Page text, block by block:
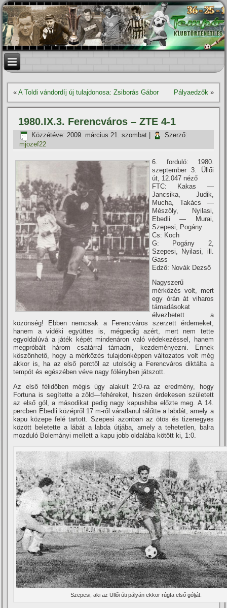
«A Toldi vándordí­j új tulajdonosa: Zsiborás Gábor Pályaedzők»
1980.IX.3. Ferencváros – ZTE 4-1
Közzétéve: 2009. március 21. szombat
Szerző:
mjozef22
6. forduló: 1980.
szeptember 3. Üllői
út, 12.047 néző
FTC: Kakas —
Jancsika, Judik,
Mucha, Takács —
Mészöly, Nyilasi,
Ebedli — Murai,
Szepesi, Pogány
Cs: Koch
G: Pogány 2,
Szepesi, Nyilasi, ill.
Gass
Edző: Novák Dezső
Nagyszerű
mérkőzés volt, mert
egy órán át viharos
támadásokat
élvezhetett a
közönség! Ebben nemcsak a Ferencváros szerzett érdemeket,
hanem a vidéki együttes is, mégpedig azért, mert nem tette
egyoldalúvá a játék képét mindenáron való védekezéssel, hanem
megpróbált három csatárral támadni, kezdeményezni. Ennek
köszönhető, hogy a mérkőzés tulajdonképpen változatos volt még
akkor is, ha az első perctől az utolsóig a Ferencváros diktálta a
tempót és egészében véve nagy fölényben játszott.
Az első félidőben mégis úgy alakult 2:0-ra az eredmény, hogy
Fortuna is segí­tette a zöld—fehéreket, hiszen érdekesen született
az első gól, a másodikat pedig nagy kapushiba előzte meg. A 14.
percben Ebedli középről 17 m-ről váratlanul rálőtte a labdát, amely a
kapu közepe felé tartott. Szepesi azonban az ötös és tizenegyes
között beletette a lábát a labda útjába, amely a tehetetlen, balra
mozduló Bolemányi mellett a kapu jobb oldalába kötött ki, 1:0.
Szepesi, aki az Üllői úti pályán ekkor rúgta első gólját.